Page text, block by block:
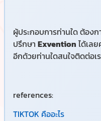
ผู้ประกอบการท่านใด ต้อง
ปรึกษา Exventionได้เล
อีกด้วยท่านใดสนใจติดต่อเ
references:
TIKTOK คืออะไร